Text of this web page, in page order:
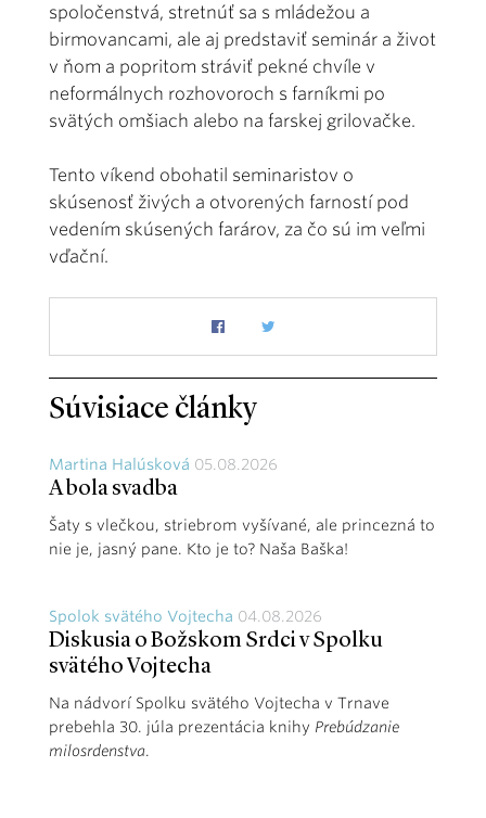
spoločenstvá, stretnúť sa s mládežou a
birmovancami, ale aj predstaviť seminár a život
v ňom a popritom stráviť pekné chvíle v
neformálnych rozhovoroch s farníkmi po
svätých omšiach alebo na farskej grilovačke.
Tento víkend obohatil seminaristov o
skúsenosť živých a otvorených farností pod
vedením skúsených farárov, za čo sú im veľmi
vďační.
Súvisiace články
Martina Halúsková 05.08.2026
A bola svadba
Šaty s vlečkou, striebrom vyšívané, ale princezná to
nie je, jasný pane. Kto je to? Naša Baška!
Spolok svätého Vojtecha 04.08.2026
Diskusia o Božskom Srdci v Spolku
svätého Vojtecha
Na nádvorí Spolku svätého Vojtecha v Trnave
prebehla 30. júla prezentácia knihy Prebúdzanie
milosrdenstva.